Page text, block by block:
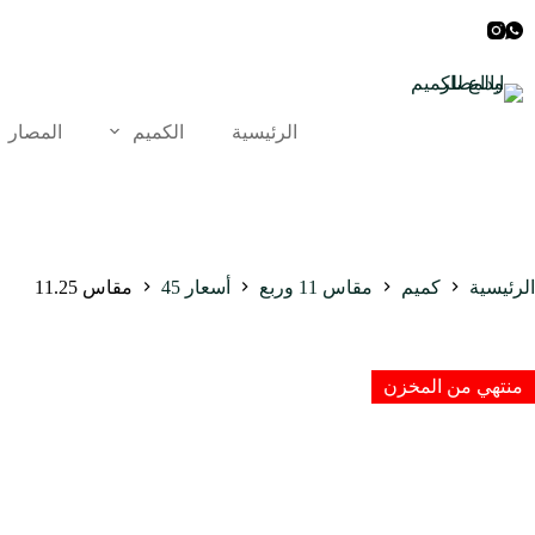
إلى
الرئيسية الكميم المصار
الرئيسية كميم مقاس 11 وربع أسعار 45 مقاس 11.25
منتهي من المخزن